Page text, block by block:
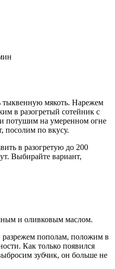
тыквенную мякоть. Нарежем
в разогретый сотейник с
потушим на умеренном огне
посолим по вкусу.
в разогретую до 200
Выбирайте вариант,
и оливковым маслом.
пополам, положим в
Как только появился
зубчик, он больше не